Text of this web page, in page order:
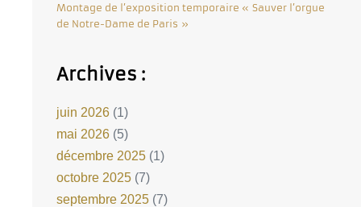
Montage de l’exposition temporaire « Sauver l’orgue
de Notre-Dame de Paris »
Archives :
juin 2026 (1)
mai 2026 (5)
décembre 2025 (1)
octobre 2025 (7)
septembre 2025 (7)